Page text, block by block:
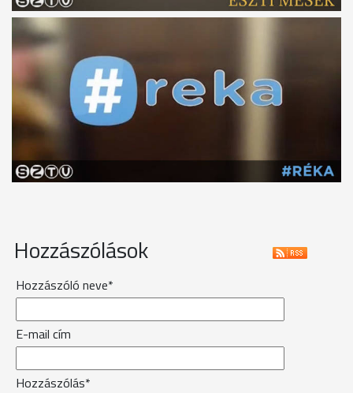
Hozzászólások
Hozzászóló neve*
E-mail cím
Hozzászólás*